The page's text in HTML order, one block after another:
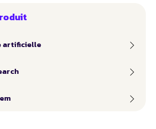
artificielle